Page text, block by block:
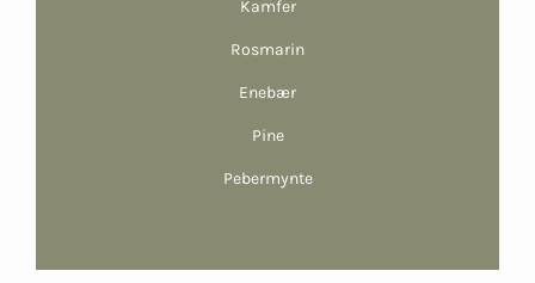
Kamfer
Rosmarin
Enebær
Pine
Pebermynte